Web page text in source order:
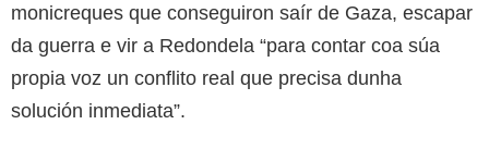
monicreques que conseguiron saír de Gaza, escapar
da guerra e vir a Redondela “para contar coa súa
propia voz un conflito real que precisa dunha
solución inmediata”.